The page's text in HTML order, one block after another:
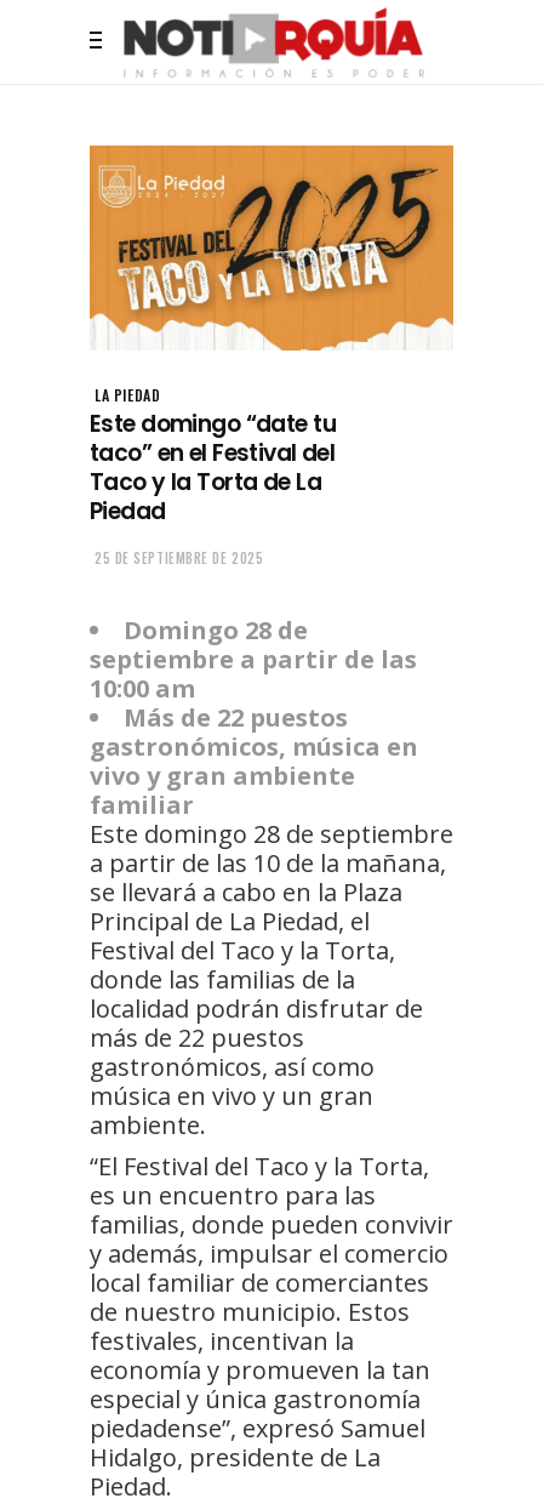
LA PIEDAD
Este domingo “date tu
taco” en el Festival del
Taco y la Torta de La
Piedad
25 DE SEPTIEMBRE DE 2025
Domingo 28 de
septiembre a partir de las
10:00 am
Más de 22 puestos
gastronómicos, música en
vivo y gran ambiente
familiar
Este domingo 28 de septiembre
a partir de las 10 de la mañana,
se llevará a cabo en la Plaza
Principal de La Piedad, el
Festival del Taco y la Torta,
donde las familias de la
localidad podrán disfrutar de
más de 22 puestos
gastronómicos, así como
música en vivo y un gran
ambiente.
“El Festival del Taco y la Torta,
es un encuentro para las
familias, donde pueden convivir
y además, impulsar el comercio
local familiar de comerciantes
de nuestro municipio. Estos
festivales, incentivan la
economía y promueven la tan
especial y única gastronomía
piedadense”, expresó Samuel
Hidalgo, presidente de La
Piedad.